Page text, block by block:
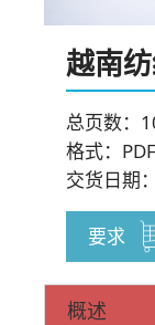
越南
总页数：
格式：PDF
交货日期
要求
概述